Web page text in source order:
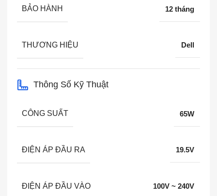
BẢO HÀNH 12 tháng
THƯƠNG HIỆU Dell
Thông Số Kỹ Thuật
CÔNG SUẤT 65W
ĐIỆN ÁP ĐẦU RA 19.5V
ĐIỆN ÁP ĐẦU VÀO 100V ~ 240V